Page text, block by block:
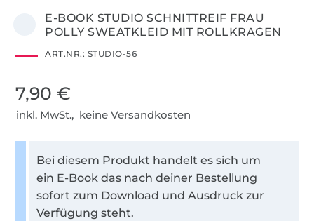
E-BOOK STUDIO SCHNITTREIF FRAU
POLLY SWEATKLEID MIT ROLLKRAGEN
ART.NR.: STUDIO-56
7,90 €
inkl. MwSt., keine Versandkosten
Bei diesem Produkt handelt es sich um
ein E-Book das nach deiner Bestellung
sofort zum Download und Ausdruck zur
Verfügung steht.